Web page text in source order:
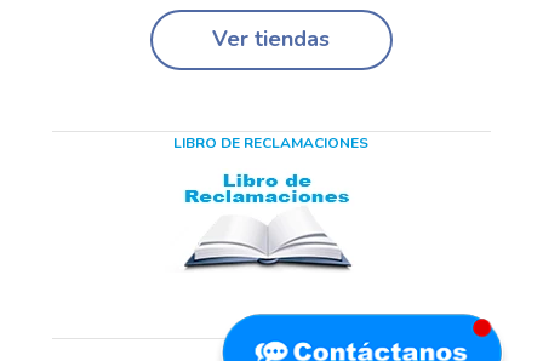
Ver tiendas
LIBRO DE RECLAMACIONES